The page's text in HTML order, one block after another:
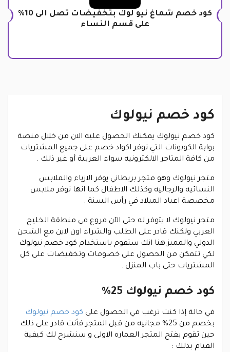
كود خصم شماغ نيو لوك بتخفيضات تصل الى 10%
على قسم النساء
كود خصم نيولوك
كود خصم نيولوك يمكنك الحصول عليه الان من خلال منصة
بوابة الكوبونات التي توفر اكواد خصم على جميع المشتريات
من كافة المتاجر الالكترونيه سواء العربية أو غير ذلك .
متجر نيولوك وهو متجر بريطاني يوفر الازياء والملابس
النسائيه والرجاليه وكذلك الاطفال كما انها توفر ملابس
مخصصة اعياد الميلاد في رأس السنة .
متجر نيولوك لا يتوفر له حتى الآن فروع في منطقة الخليج
العربي ولكنك قادر على الطلب والشراء اون لاين مع الشحن
الدولي والمميز هنا انك ستقوم باستخدام كود خصم نيولوك
لكي تتمكن من الحصول على خصومات وتخفيضات على كل
المشتريات حتى باب المنزل .
كود خصم نيولوك 25%
في حالة إذا كنت ترغب في الحصول على كود خصم نيولوك
بخصم من 25% مجانيه من قبل المتجر فأنت قادر على ذلك
حين تقوم بفتح المتجر العماره الاولى و سنشرح لك كيفية
القيام بذلك :